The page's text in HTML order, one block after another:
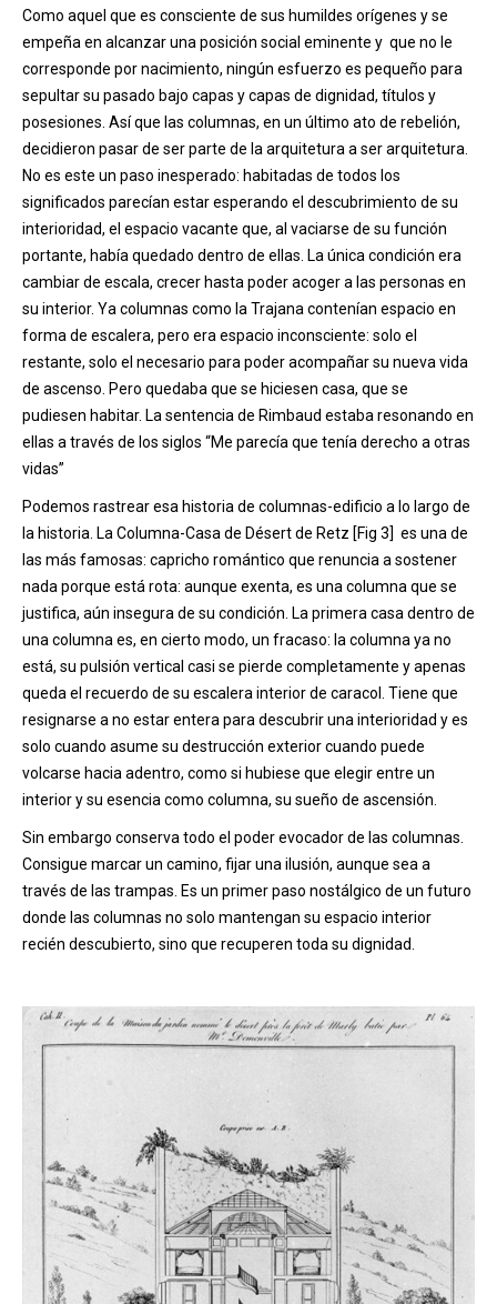
Como aquel que es consciente de sus humildes orígenes y se
empeña en alcanzar una posición social eminente y que no le
corresponde por nacimiento, ningún esfuerzo es pequeño para
sepultar su pasado bajo capas y capas de dignidad, títulos y
posesiones. Así que las columnas, en un último ato de rebelión,
decidieron pasar de ser parte de la arquitetura a ser arquitetura.
No es este un paso inesperado: habitadas de todos los
significados parecían estar esperando el descubrimiento de su
interioridad, el espacio vacante que, al vaciarse de su función
portante, había quedado dentro de ellas. La única condición era
cambiar de escala, crecer hasta poder acoger a las personas en
su interior. Ya columnas como la Trajana contenían espacio en
forma de escalera, pero era espacio inconsciente: solo el
restante, solo el necesario para poder acompañar su nueva vida
de ascenso. Pero quedaba que se hiciesen casa, que se
pudiesen habitar. La sentencia de Rimbaud estaba resonando en
ellas a través de los siglos “Me parecía que tenía derecho a otras
vidas”
Podemos rastrear esa historia de columnas-edificio a lo largo de
la historia. La Columna-Casa de Désert de Retz [Fig 3] es una de
las más famosas: capricho romántico que renuncia a sostener
nada porque está rota: aunque exenta, es una columna que se
justifica, aún insegura de su condición. La primera casa dentro de
una columna es, en cierto modo, un fracaso: la columna ya no
está, su pulsión vertical casi se pierde completamente y apenas
queda el recuerdo de su escalera interior de caracol. Tiene que
resignarse a no estar entera para descubrir una interioridad y es
solo cuando asume su destrucción exterior cuando puede
volcarse hacia adentro, como si hubiese que elegir entre un
interior y su esencia como columna, su sueño de ascensión.
Sin embargo conserva todo el poder evocador de las columnas.
Consigue marcar un camino, fijar una ilusión, aunque sea a
través de las trampas. Es un primer paso nostálgico de un futuro
donde las columnas no solo mantengan su espacio interior
recién descubierto, sino que recuperen toda su dignidad.